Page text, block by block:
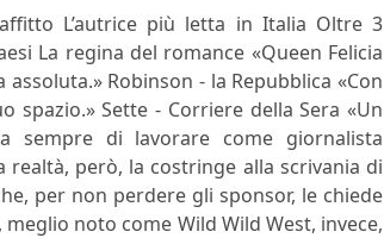
L’autrice più letta in Italia Oltre 3
La regina del romance «Queen Felicia
Robinson - la Repubblica «Con
spazio.» Sette - Corriere della Sera «Un
sempre di lavorare come giornalista
però, la costringe alla scrivania di
per non perdere gli sponsor, le chiede
noto come Wild Wild West, invece,